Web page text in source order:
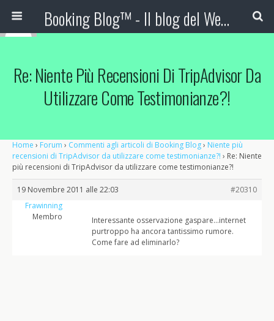
Booking Blog™ - Il blog del Web Marketing Turistico
Re: Niente Più Recensioni Di TripAdvisor Da
Utilizzare Come Testimonianze?!
Home › Forum › Commenti agli articoli di Booking Blog› Niente più
recensioni di TripAdvisor da utilizzare come testimonianze?! › Re: Niente
più recensioni di TripAdvisor da utilizzare come testimonianze?!
19 Novembre 2011 alle 22:03
#20310
Frawinning
Membro
Interessante osservazione gaspare…internet
purtroppo ha ancora tantissimo rumore.
Come fare ad eliminarlo?